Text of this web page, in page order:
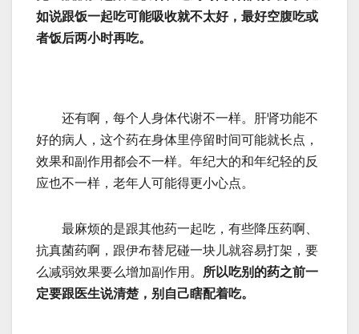
如说跟饭一起吃可能吸收就不太好，最好空腹吃或
者饭后两小时再吃。
还有啊，每个人身体代谢不一样。肝肾功能不
好的病人，这个药在身体里停留时间可能就长点，
效果和副作用都会不一样。年纪大的和年纪轻的反
应也不一样，老年人可能得更小心点。
最麻烦的是跟其他药一起吃，有些降压药啊、
抗真菌药啊，跟伊布替尼碰一块儿就容易打架，要
么减弱效果要么增加副作用。
所以吃别的药之前一
定要跟医生说清楚，别自己瞎配着吃。